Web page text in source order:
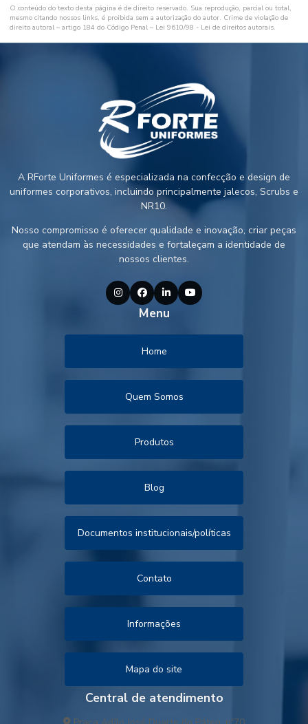
O conteúdo do texto desta página é de direito reservado. Sua reprodução, parcial ou total,
mesmo citando nossos links, é proibida sem a autorização do autor. Crime de violação de
direito autoral – artigo 184 do Código Penal – Lei 9610/98 - Lei de direitos autorais.
A RForte Uniformes é especializada na confecção e design de
uniformes corporativos, incluindo principalmente jalecos, Scrubs e
NR10.
Nosso compromisso é oferecer qualidade e inovação, criar peças
que atendam às necessidades e fortaleçam a identidade de
nossos clientes.
Menu
Home
Quem Somos
Produtos
Blog
Documentos institucionais/políticas
Contato
Informações
Mapa do site
Central de atendimento